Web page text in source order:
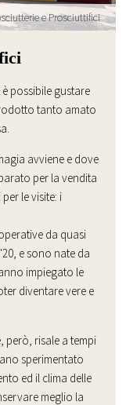
e Prosciuttifici
possibile gustare
tanto amato
avviene e dove
per la vendita
le visite: i
da quasi
e sono nate da
impiegato le
diventare vere e
però, risale a tempi
sperimentato
ed il clima delle
meglio la